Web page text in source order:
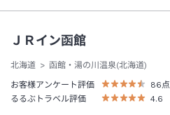
ＪＲイン函館
北海道
函館・湯の川温泉(北海道)
お客様アンケート評価
86 点
るるぶトラベル評価
4.6